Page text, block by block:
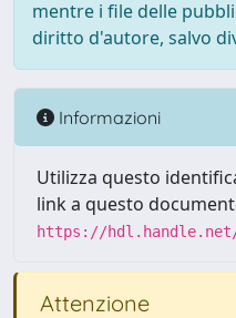
mentre i file delle
diritto d'autore, salvo
Informazioni
Utilizza questo
link a questo
https://hdl.handle.net/
Attenzione